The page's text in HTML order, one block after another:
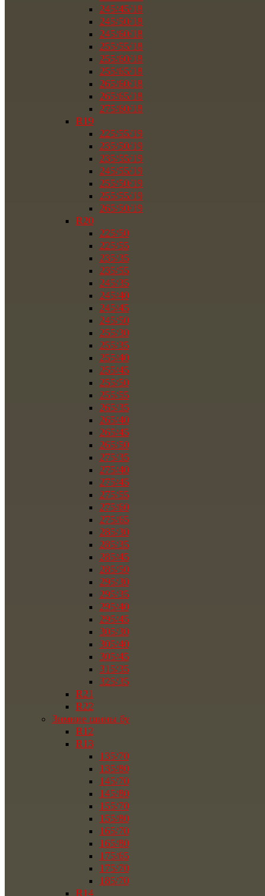
245/45/18
245/50/18
245/60/18
255/55/18
255/60/18
255/65/18
265/60/18
265/65/18
275/60/18
R19
225/55/19
235/50/19
235/55/19
245/55/19
255/50/19
255/55/19
265/50/19
R20
225/50
225/55
235/35
235/55
245/35
245/40
245/45
245/50
255/30
255/35
255/40
255/45
255/50
255/55
265/35
265/40
265/45
265/50
275/35
275/40
275/45
275/55
275/60
275/65
285/30
285/35
285/45
285/50
295/30
295/35
295/40
295/45
305/30
305/40
305/45
315/35
325/35
R21
R22
Зимние шины бу
R12
R13
135/70
135/80
145/70
145/80
155/70
155/80
165/70
165/80
175/65
175/70
185/70
R14